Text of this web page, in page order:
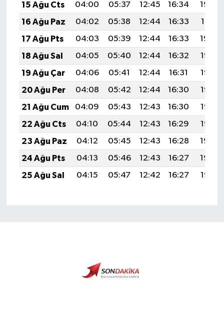
15 Ağu Cts
04:00 05:37 12:45 16:34
19:42
16 Ağu Paz
04:02 05:38 12:44 16:33
19:41
17 Ağu Pts
04:03 05:39 12:44 16:33
19:39
18 Ağu Sal
04:05 05:40 12:44 16:32
19:38
19 Ağu Çar
04:06 05:41 12:44 16:31
19:36
20 Ağu Per
04:08 05:42 12:44 16:30
19:35
21 Ağu Cum
04:09 05:43 12:43 16:30
19:33
22 Ağu Cts
04:10 05:44 12:43 16:29
19:32
23 Ağu Paz
04:12 05:45 12:43 16:28
19:30
24 Ağu Pts
04:13 05:46 12:43 16:27
19:29
25 Ağu Sal
04:15 05:47 12:42 16:27 19:27